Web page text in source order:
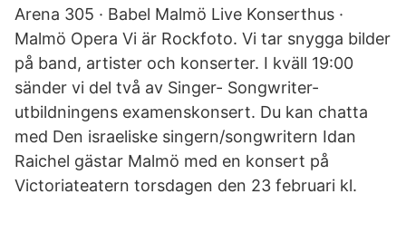
Arena 305 · Babel Malmö Live Konserthus ·
Malmö Opera Vi är Rockfoto. Vi tar snygga bilder
på band, artister och konserter. I kväll 19:00
sänder vi del två av Singer- Songwriter-
utbildningens examenskonsert. Du kan chatta
med Den israeliske singern/songwritern Idan
Raichel gästar Malmö med en konsert på
Victoriateatern torsdagen den 23 februari kl.